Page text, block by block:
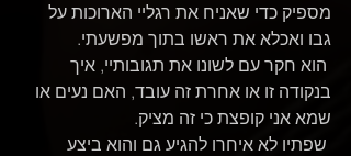
מספיק כדי שאניח את רגליי הארוכות על
גבו ואכלא את ראשו בתוך מפשעתי.
הוא חקר עם לשונו את תגובותיי, איך
בנקודה זו או אחרת זה עובד, האם נעים או
שמא אני קופצת כי זה מציק.
שפתיו לא איחרו להגיע גם והוא ביצע